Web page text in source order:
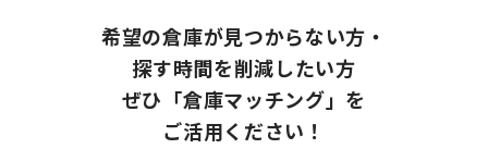
希望の倉庫が見つからない方・
探す時間を削減したい方
ぜひ「倉庫マッチング」を
ご活用ください！